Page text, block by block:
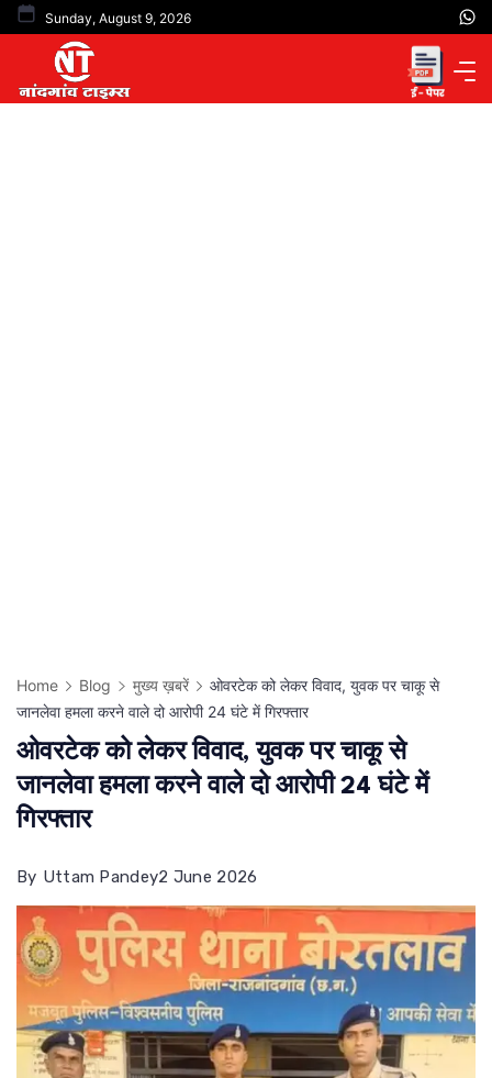
Skip
content
Sunday, August 9, 2026
Home Blog मुख्य ख़बरें
ओवरटेक को लेकर विवाद, युवक पर चाकू से
जानलेवा हमला करने वाले दो आरोपी 24 घंटे में गिरफ्तार
ओवरटेक को लेकर विवाद, युवक पर चाकू से
जानलेवा हमला करने वाले दो आरोपी 24 घंटे में
गिरफ्तार
By Uttam Pandey2 June 2026